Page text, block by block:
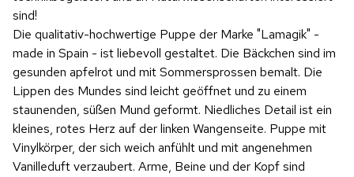
sind!
Die qualitativ-hochwertige Puppe der Marke "Lamagik" -
made in Spain - ist liebevoll gestaltet. Die Bäckchen sind im
gesunden apfelrot und mit Sommersprossen bemalt. Die
Lippen des Mundes sind leicht geöffnet und zu einem
staunenden, süßen Mund geformt. Niedliches Detail ist ein
kleines, rotes Herz auf der linken Wangenseite. Puppe mit
Vinylkörper, der sich weich anfühlt und mit angenehmen
Vanilleduft verzaubert. Arme, Beine und der Kopf sind